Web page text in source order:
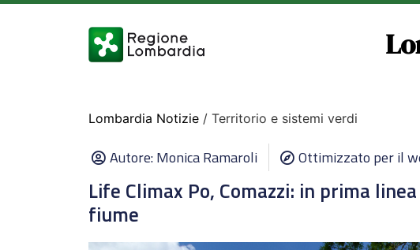
Lombardia Notizie / Territorio e sistemi verdi
Autore:Monica Ramaroli Ottimizzato per il
Life Climax Po, Comazzi: in prima
fiume